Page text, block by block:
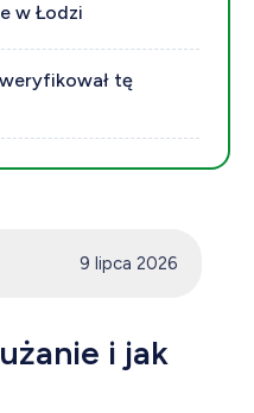
w Łodzi
tę
9 lipca 2026
i jak